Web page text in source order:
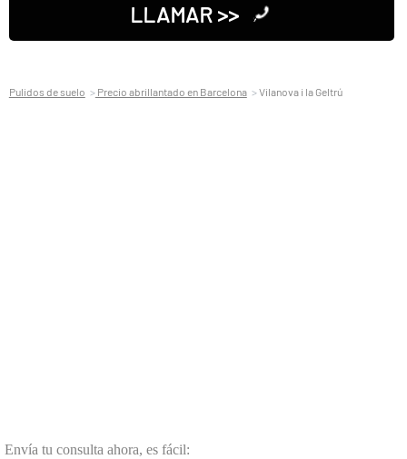
LLAMAR >>
Pulidos de suelo Precio abrillantado en Barcelona Vilanova i la Geltrú
Envía tu consulta ahora, es fácil: